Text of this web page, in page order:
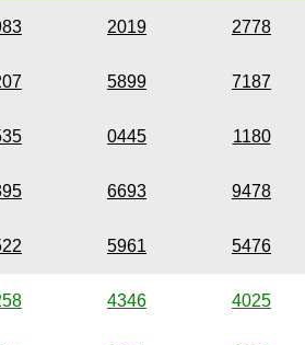
2019 2778
5899 7187
0445 1180
6693 9478
5961 5476
4346 4025